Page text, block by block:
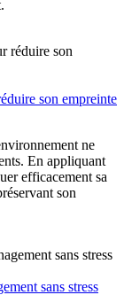
son empreinte
ne
En appliquant
efficacement sa
son
sans stress